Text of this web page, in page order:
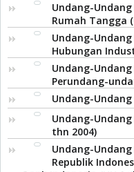
Undang-
Rumah Tangga
Undang-Undang
Hubungan
Undang-
Perundang-
Undang-
Undang-
thn 2004)
Undang-
Republik